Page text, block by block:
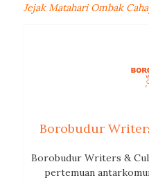
Jejak Matahari Ombak
Borobudur
Borobudur Writers &
pertemuan